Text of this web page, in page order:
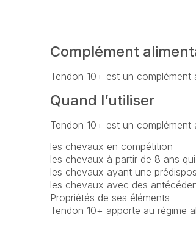
Complément
Tendon 10+ est un
Quand l’utiliser
Tendon 10+ est un complément
les chevaux en compétition
les chevaux à partir de 8 ans
les chevaux ayant une
les chevaux avec des
Propriétés de ses éléments
Tendon 10+ apporte au régime